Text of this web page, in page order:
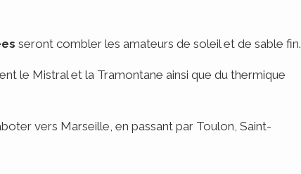
seront combler les amateurs de soleil et de sable fin.
le Mistral et la Tramontane ainsi que du thermique
vers Marseille, en passant par Toulon, Saint-